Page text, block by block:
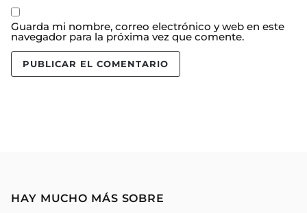
Guarda mi nombre, correo electrónico y web en este
navegador para la próxima vez que comente.
HAY MUCHO MÁS SOBRE